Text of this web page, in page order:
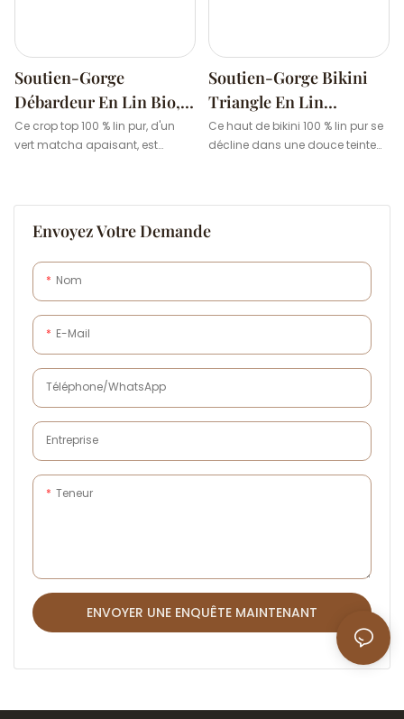
Envoyez Votre Demande
Nom
E-Mail
Téléphone/WhatsApp
Entreprise
Teneur
ENVOYER UNE ENQUÊTE MAINTENANT
Soutien-Gorge
Débardeur En Lin Bio,
Élastique, Vert Uni,
Brassière Courte À
Ce crop top 100 % lin pur, d'un
vert matcha apaisant, est
Doux et confortable, il vous
Soutien-Gorge Bikini
Triangle En Lin
Français Uni, Design
Personnalisé
Ce haut de bikini 100 % lin pur se
décline dans une douce teinte
décontraction à votre garde-
haute qualité, il offre une
respirabilité naturelle et une
au frais et à l'aise par temps
chaud.